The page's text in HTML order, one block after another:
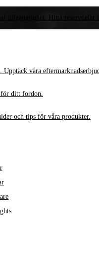
tillgänglighet. Hitta reservdelar
våra
ditt fordon.
och tips för våra produkter.